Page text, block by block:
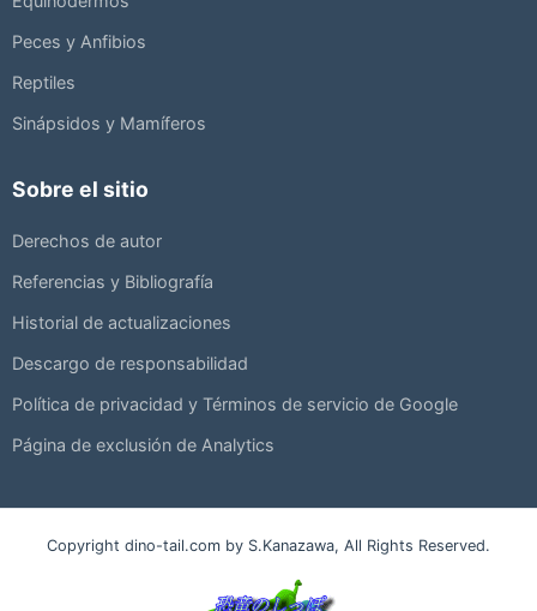
Peces y Anfibios
Reptiles
Sinápsidos y Mamíferos
Sobre el sitio
Derechos de autor
Referencias y Bibliografía
Historial de actualizaciones
Descargo de responsabilidad
Política de privacidad y Términos de servicio de Google
Página de exclusión de Analytics
Copyright dino-tail.com by S.Kanazawa, All Rights Reserved.